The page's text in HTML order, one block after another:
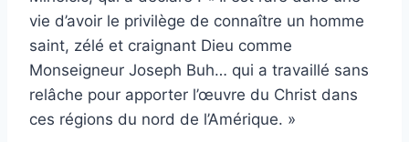
vie d’avoir le privilège de connaître un homme
saint, zélé et craignant Dieu comme
Monseigneur Joseph Buh… qui a travaillé sans
relâche pour apporter l’œuvre du Christ dans
ces régions du nord de l’Amérique. »